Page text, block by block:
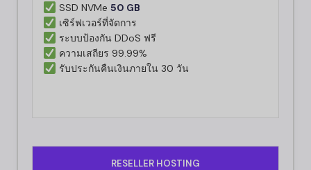
SSD NVMe 50 GB
เซิร์ฟเวอร์ที่จัดการ
ระบบป้องกัน DDoS ฟรี
ความเสถียร 99.99%
รับประกันคืนเงินภายใน 30 วัน
RESELLER HOSTING